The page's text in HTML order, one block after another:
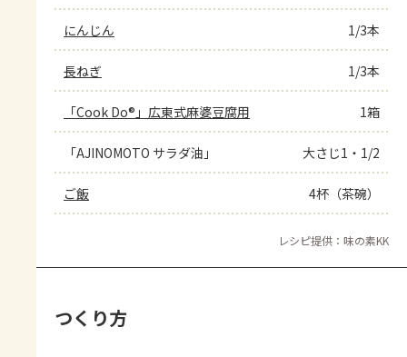
にんじん 1/3本
長ねぎ 1/3本
「Cook Do®」広東式麻婆豆腐用 1箱
「AJINOMOTO サラダ油」 大さじ1・1/2
ご飯 4杯（茶碗）
レシピ提供：味の素KK
つくり方